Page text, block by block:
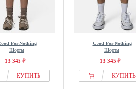
For Nothing
Шорты
13 345 ₽
КУПИТЬ
Good For Nothing
Шорты
13 345 ₽
КУПИТЬ